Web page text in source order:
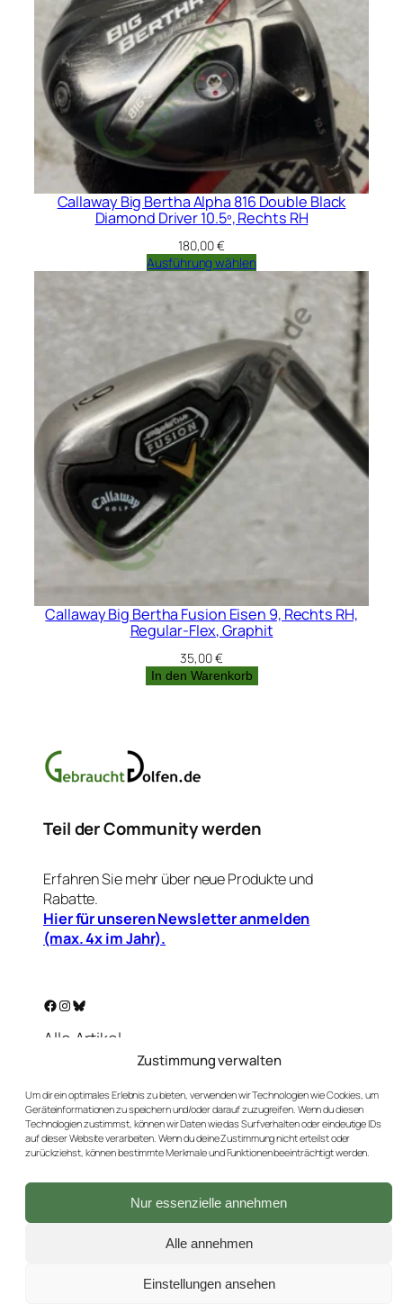
Zustimmung verwalten
Um dir ein optimales Erlebnis zu bieten, verwenden wir Technologien wie Cookies, um
Geräteinformationen zu speichern und/oder darauf zuzugreifen. Wenn du diesen
Technologien zustimmst, können wir Daten wie das Surfverhalten oder eindeutige IDs
auf dieser Website verarbeiten. Wenn du deine Zustimmung nicht erteilst oder
zurückziehst, können bestimmte Merkmale und Funktionen beeinträchtigt werden.
Nur essenzielle annehmen
Alle annehmen
Einstellungen ansehen
Callaway Big Bertha Alpha 816 Double Black
Diamond Driver 10.5º, Rechts RH
180,00€
Ausführung wählen
Callaway Big Bertha Fusion Eisen 9, Rechts RH,
Regular-Flex, Graphit
35,00€
In den Warenkorb
Teil der Community werden
Erfahren Sie mehr über neue Produkte und
Rabatte.
Hier für unseren Newsletter anmelden
(max. 4x im Jahr).
Facebook Instagram Bluesky
Alle Artikel
Unser Golf-Blog
Kontakt
AGBs
Versand & Rückgaben
Widerrufsbutton
2026 © GebrauchtGolfen.de